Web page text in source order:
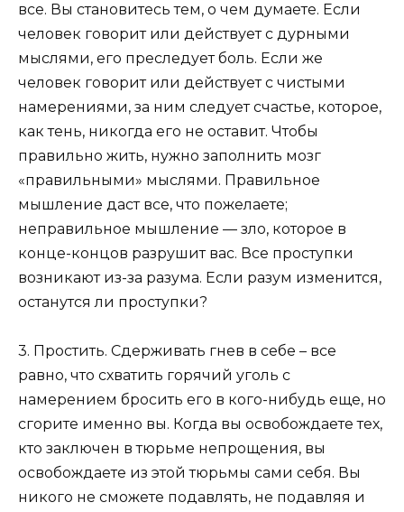
все. Вы становитесь тем, о чем думаете. Если
человек говорит или действует с дурными
мыслями, его преследует боль. Если же
человек говорит или действует с чистыми
намерениями, за ним следует счастье, которое,
как тень, никогда его не оставит. Чтобы
правильно жить, нужно заполнить мозг
«правильными» мыслями. Правильное
мышление даст все, что пожелаете;
неправильное мышление — зло, которое в
конце-концов разрушит вас. Все проступки
возникают из-за разума. Если разум изменится,
останутся ли проступки?
3. Простить. Сдерживать гнев в себе – все
равно, что схватить горячий уголь с
намерением бросить его в кого-нибудь еще, но
сгорите именно вы. Когда вы освобождаете тех,
кто заключен в тюрьме непрощения, вы
освобождаете из этой тюрьмы сами себя. Вы
никого не сможете подавлять, не подавляя и